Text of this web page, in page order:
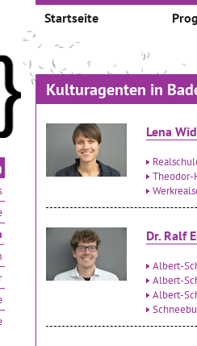
Startseite
Kulturagenten in
Lena
Theodor-
Dr. Ralf
Albert-
Albert-
Albert-